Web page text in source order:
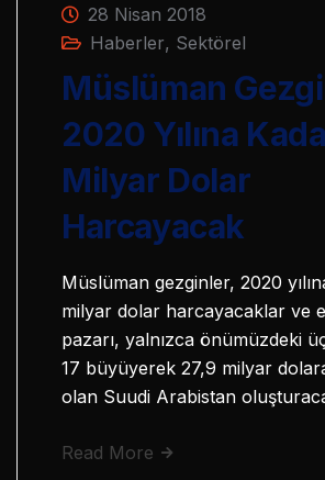
28 Nisan 2018
Haberler, Sektörel
Müslüman
2020 Yılına
Milyar Dolar
Harcayacak
Müslüman gezginler, 2020
milyar dolar harcayacaklar ve
pazarı, yalnızca önümüzdeki
17 büyüyerek 27,9 milyar
olan Suudi Arabistan
Read More